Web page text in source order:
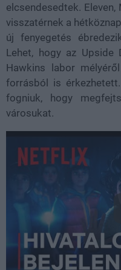
elcsendesedtek. Eleven,
visszatérnek a
új fenyegetés
Lehet, hogy az Upside
Hawkins labor
forrásból is
fogniuk, hogy
városukat.